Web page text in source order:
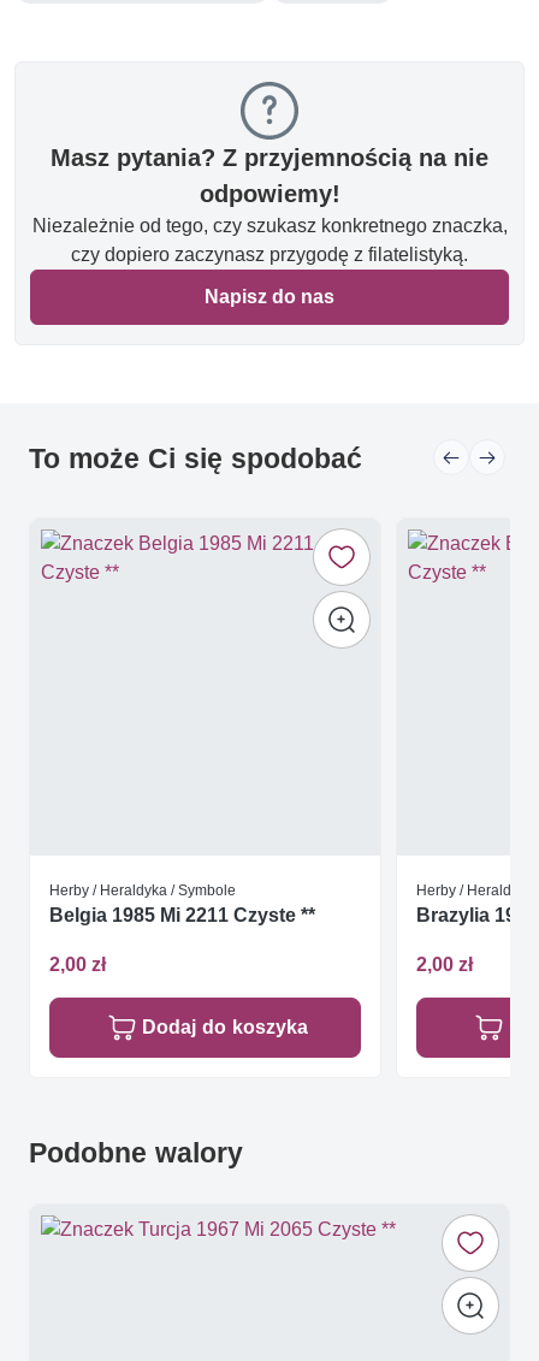
Masz pytania? Z przyjemnością na nie
odpowiemy!
Niezależnie od tego, czy szukasz konkretnego znaczka,
czy dopiero zaczynasz przygodę z filatelistyką.
Napisz do nas
To może Ci się spodobać
Herby / Heraldyka / Symbole
Belgia 1985 Mi 2211 Czyste **
2,00 zł
Dodaj do koszyka
Herby / Heraldyka
Brazylia
2,00 zł
Podobne walory